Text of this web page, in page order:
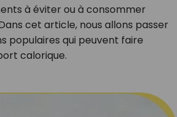
à éviter ou à consommer
cet article, nous allons passer
populaires qui peuvent faire
calorique.